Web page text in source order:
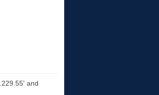
and